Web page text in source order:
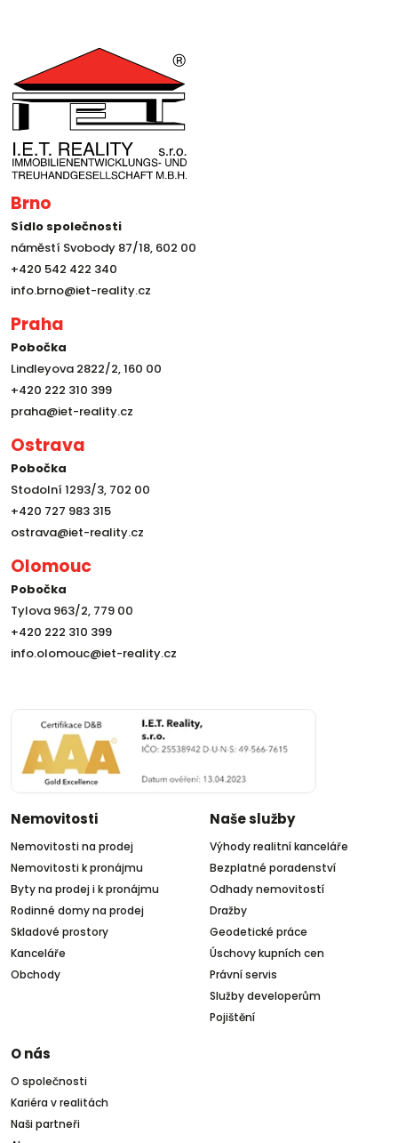
Brno
Sídlo společnosti
náměstí Svobody 87/18, 602 00
+420 542 422 340
info.brno@iet-reality.cz
Praha
Pobočka
Lindleyova 2822/2, 160 00
+420 222 310 399
praha@iet-reality.cz
Ostrava
Pobočka
Stodolní 1293/3, 702 00
+420 727 983 315
ostrava@iet-reality.cz
Olomouc
Pobočka
Tylova 963/2, 779 00
+420 222 310 399
info.olomouc@iet-reality.cz
Nemovitosti
Nemovitosti na prodej
Nemovitosti k pronájmu
Byty na prodej i k pronájmu
Rodinné domy na prodej
Skladové prostory
Kanceláře
Obchody
Naše služby
Výhody realitní kanceláře
Bezplatné poradenství
Odhady nemovitostí
Dražby
Geodetické práce
Úschovy kupních cen
Právní servis
Služby developerům
Pojištění
O nás
O společnosti
Kariéra v realitách
Naši partneři